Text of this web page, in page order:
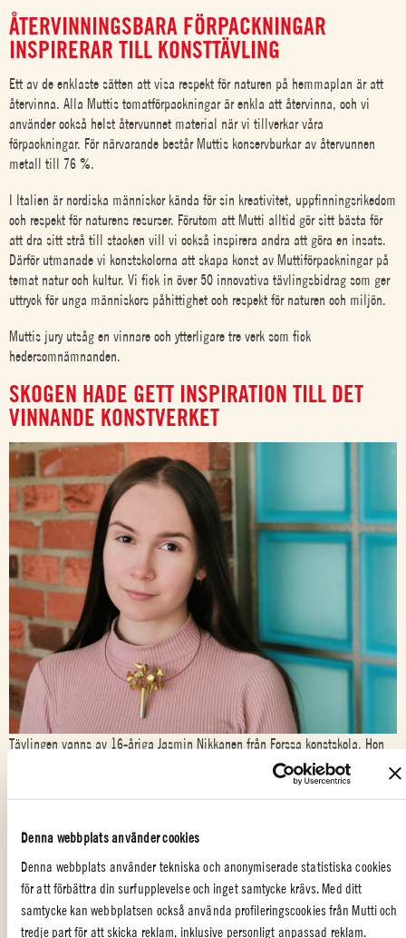
Denna webbplats använder cookies
Denna webbplats använder tekniska och anonymiserade statistiska cookies
för att förbättra din surfupplevelse och inget samtycke krävs. Med ditt
samtycke kan webbplatsen också använda profileringscookies från Mutti och
tredje part för att skicka reklam, inklusive personligt anpassad reklam.
ÅTERVINNINGSBARA FÖRPACKNINGAR
INSPIRERAR TILL KONSTTÄVLING
Ett av de enklaste sätten att visa respekt för naturen på hemmaplan är att
återvinna. Alla Muttis tomatförpackningar är enkla att återvinna, och vi
använder också helst återvunnet material när vi tillverkar våra
förpackningar. För närvarande består Muttis konservburkar av återvunnen
metall till 76 %.
I Italien är nordiska människor kända för sin kreativitet, uppfinningsrikedom
och respekt för naturens resurser. Förutom att Mutti alltid gör sitt bästa för
att dra sitt strå till stacken vill vi också inspirera andra att göra en insats.
Därför utmanade vi konstskolorna att skapa konst av Muttiförpackningar på
temat natur och kultur. Vi fick in över 50 innovativa tävlingsbidrag som ger
uttryck för unga människors påhittighet och respekt för naturen och miljön.
Muttis jury utsåg en vinnare och ytterligare tre verk som fick
hedersomnämnanden.
SKOGEN HADE GETT INSPIRATION TILL DET
VINNANDE KONSTVERKET
Tävlingen vanns av 16-åriga Jasmin Nikkanen från Forssa konstskola. Hon
använde Muttis tomatpurétuber, som normalt hamnar i metallåtervinningen,
gammal, fick metalltuben nytt liv som ett magnifikt halsband inspirerat av
de finska skogarna.
– Vi har en underbar natur och vackra skogar som jag önskar att människor
skulle sätta större värde på, säger Nikkanen.